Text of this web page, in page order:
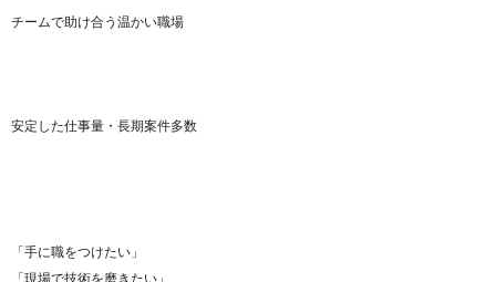
チームで助け合う温かい職場
安定した仕事量・長期案件多数
「手に職をつけたい」
「現場で技術を磨きたい」